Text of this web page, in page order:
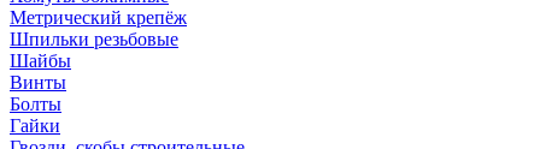
Метрический крепёж
Шпильки резьбовые
Шайбы
Винты
Болты
Гайки